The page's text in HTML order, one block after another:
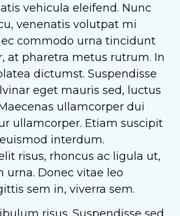
vehicula eleifend. Nunc
venenatis volutpat mi
commodo urna tincidunt
at pharetra metus rutrum. In
dictumst. Suspendisse
eget mauris sed, luctus
ullamcorper dui
ullamcorper. Etiam suscipit
interdum.
risus, rhoncus ac ligula ut,
urna. Donec vitae leo
sem in, viverra sem.